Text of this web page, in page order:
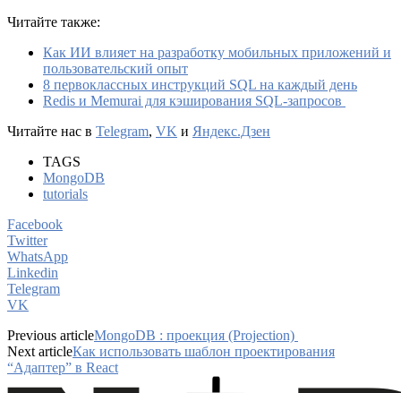
Читайте также:
Как ИИ влияет на разработку мобильных приложений и
пользовательский опыт
8 первоклассных инструкций SQL на каждый день
Redis и Memurai для кэширования SQL-запросов
Читайте нас в Telegram, VK и Яндекс.Дзен
TAGS
MongoDB
tutorials
Facebook
Twitter
WhatsApp
Linkedin
Telegram
VK
Previous articleMongoDB : проекция (Projection)
Next articleКак использовать шаблон проектирования
“Адаптер” в React